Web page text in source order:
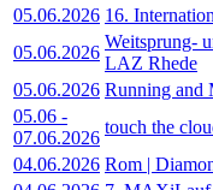
05.06.2026 16.
05.06.2026
Weitsprung-
LAZ Rhede
05.06.2026 Running and
05.06 -
07.06.2026
touch the
04.06.2026 Rom |